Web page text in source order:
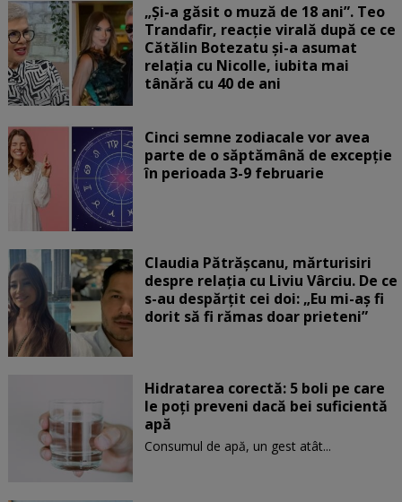
„Și-a găsit o muză de 18 ani”. Teo
Trandafir, reacție virală după ce ce
Cătălin Botezatu și-a asumat
relația cu Nicolle, iubita mai
tânără cu 40 de ani
Cinci semne zodiacale vor avea
parte de o săptămână de excepție
în perioada 3-9 februarie
Claudia Pătrășcanu, mărturisiri
despre relația cu Liviu Vârciu. De ce
s-au despărțit cei doi: „Eu mi-aș fi
dorit să fi rămas doar prieteni”
Hidratarea corectă: 5 boli pe care
le poți preveni dacă bei suficientă
apă
Consumul de apă, un gest atât...